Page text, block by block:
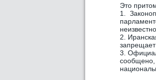
Это
1.
неизвестно.
2.
3.
сообщено,